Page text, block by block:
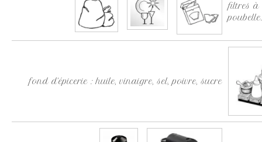
filtres à
fond d’épicerie : huile, vinaigre, sel, poivre, sucre